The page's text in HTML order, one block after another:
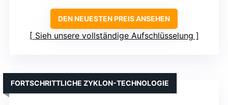
DEN NEUESTEN PREIS ANSEHEN
Sieh unsere vollständige Aufschlüsselung
FORTSCHRITTLICHE ZYKLON-TECHNOLOGIE